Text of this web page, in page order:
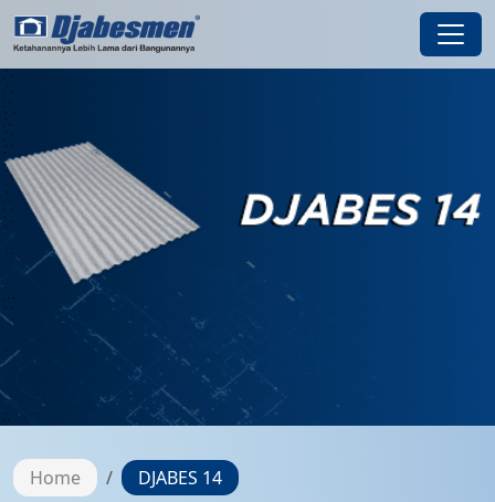
Home DJABES 14